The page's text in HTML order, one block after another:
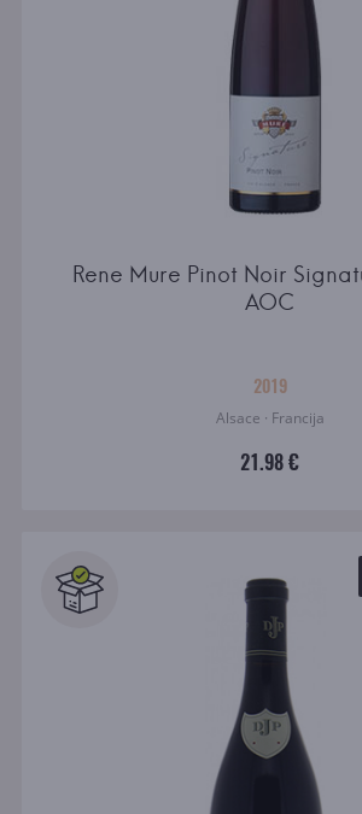
Rene Mure Pinot Noir
AOC
2019
Alsace · Francija
21.98 €